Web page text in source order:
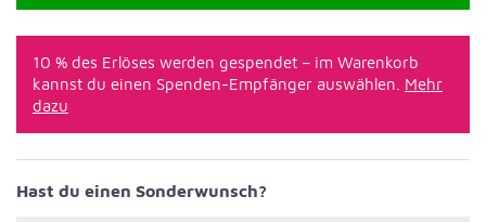
10 % des Erlöses werden gespendet – im Warenkorb
kannst du einen Spenden-Empfänger auswählen. Mehr
dazu
Hast du einen Sonderwunsch?